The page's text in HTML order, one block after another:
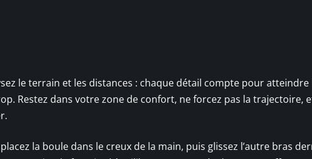
le terrain et les distances : chaque détail compte pour atteindre
Restez dans votre zone de confort, ne forcez pas la trajectoire,
la boule dans le creux de la main, puis glissez l’autre bras